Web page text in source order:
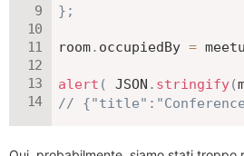
} ;
room. occupiedBy =
alert ( JSON . stringify(
//